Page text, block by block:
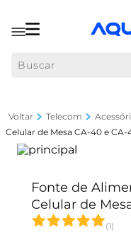
Telecom
Celular de Mesa CA-40 e CA-
Fonte de
Celular de
(1)